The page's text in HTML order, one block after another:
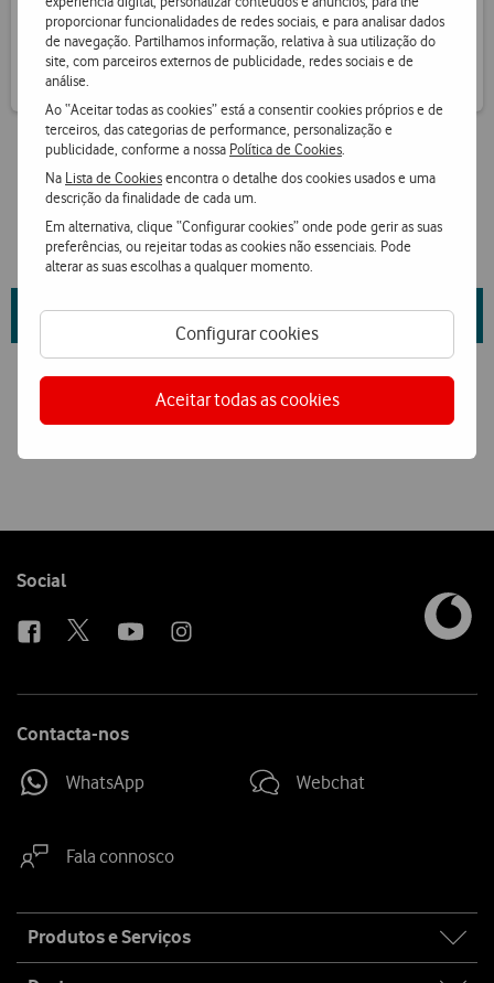
proporcionar funcionalidades de redes sociais, e para analisar dados
de navegação. Partilhamos informação, relativa à sua utilização do
site, com parceiros externos de publicidade, redes sociais e de
análise.
Ao “Aceitar todas as cookies” está a consentir cookies próprios e de
terceiros, das categorias de performance, personalização e
publicidade, conforme a nossa Política de Cookies
Na Lista de Cookiesencontra o detalhe dos cookies usados e uma
descrição da finalidade de cada um.
Em alternativa, clique “Configurar cookies” onde pode gerir as suas
preferências, ou rejeitar todas as cookies não essenciais. Pode
alterar as suas escolhas a qualquer momento.
Configurar cookies
Aceitar todas as cookies
Receba informação de pontos por SMS
Saiba mais sobre as propriedades da marca e fornecedoraqui.
Ver condições Loja Online
Follow
Social
Contacta-nos
WhatsApp Webchat
Fala connosco
map
Produtos e Serviços